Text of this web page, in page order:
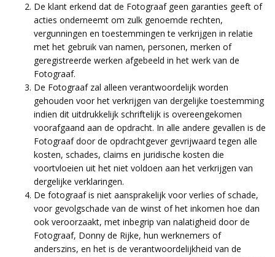
De klant erkend dat de Fotograaf geen garanties geeft of
acties onderneemt om zulk genoemde rechten,
vergunningen en toestemmingen te verkrijgen in relatie
met het gebruik van namen, personen, merken of
geregistreerde werken afgebeeld in het werk van de
Fotograaf.
De Fotograaf zal alleen verantwoordelijk worden
gehouden voor het verkrijgen van dergelijke toestemming
indien dit uitdrukkelijk schriftelijk is overeengekomen
voorafgaand aan de opdracht. In alle andere gevallen is de
Fotograaf door de opdrachtgever gevrijwaard tegen alle
kosten, schades, claims en juridische kosten die
voortvloeien uit het niet voldoen aan het verkrijgen van
dergelijke verklaringen.
De fotograaf is niet aansprakelijk voor verlies of schade,
voor gevolgschade van de winst of het inkomen hoe dan
ook veroorzaakt, met inbegrip van nalatigheid door de
Fotograaf, Donny de Rijke, hun werknemers of
anderszins, en het is de verantwoordelijkheid van de